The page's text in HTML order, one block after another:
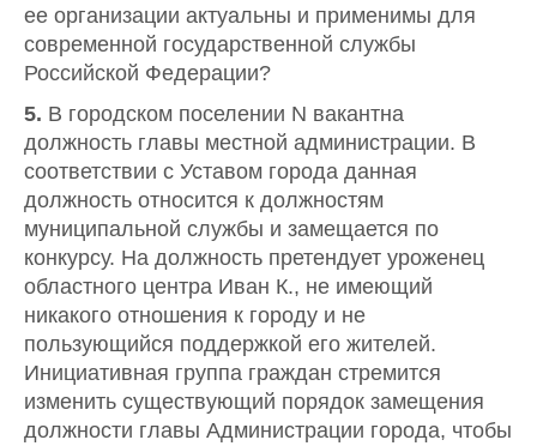
ее организации актуальны и применимы для
современной государственной службы
Российской Федерации?
5. В городском поселении N вакантна
должность главы местной администрации. В
соответствии с Уставом города данная
должность относится к должностям
муниципальной службы и замещается по
конкурсу. На должность претендует уроженец
областного центра Иван К., не имеющий
никакого отношения к городу и не
пользующийся поддержкой его жителей.
Инициативная группа граждан стремится
изменить существующий порядок замещения
должности главы Администрации города, чтобы